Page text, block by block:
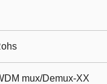
mux/Demux-ΧΧ